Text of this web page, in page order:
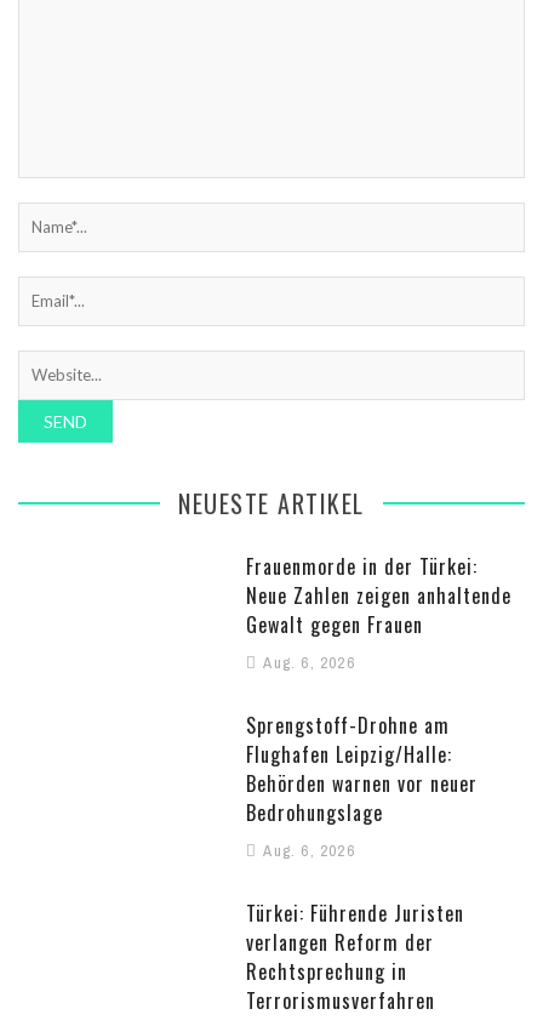
NEUESTE ARTIKEL
Frauenmorde in der Türkei:
Neue Zahlen zeigen anhaltende
Gewalt gegen Frauen
Aug. 6, 2026
Sprengstoff-Drohne am
Flughafen Leipzig/Halle:
Behörden warnen vor neuer
Bedrohungslage
Aug. 6, 2026
Türkei: Führende Juristen
verlangen Reform der
Rechtsprechung in
Terrorismusverfahren